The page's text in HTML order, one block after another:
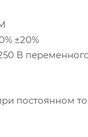
±20%
В
постоянном